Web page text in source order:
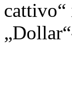
cattivo“